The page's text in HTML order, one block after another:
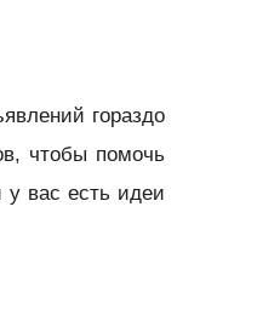
гораздо
чтобы помочь
у вас есть идеи